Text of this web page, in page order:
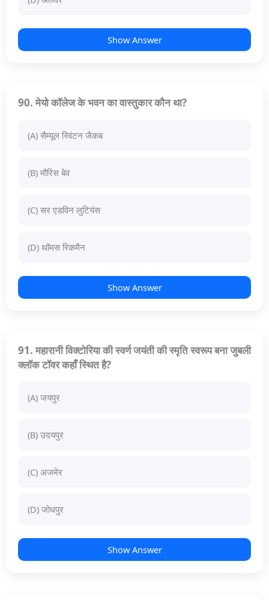
Show Answer
90. मेयो कॉलेज के भवन का वास्तुकार कौन था?
(A) सैम्यूल स्विंटन जैकब
(B) मौरिस बेव
(C) सर एडविन लुटियंस
(D) थॉमस रिकमैन
Show Answer
91. महारानी विक्टोरिया की स्वर्ण जयंती की स्मृति स्वरूप बना जुबली
क्लॉक टॉवर कहाँ स्थित है?
(A) जयपुर
(B) उदयपुर
(C) अजमेर
(D) जोधपुर
Show Answer